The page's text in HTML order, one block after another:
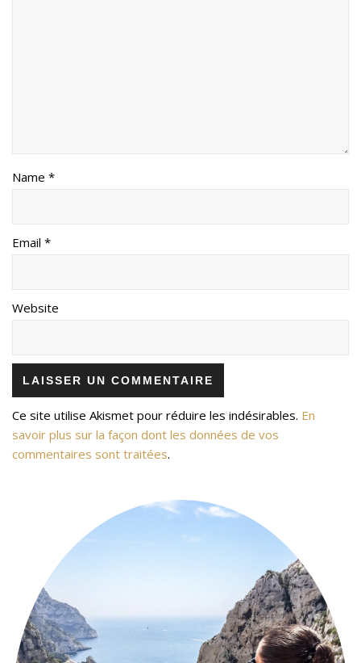
Name *
Email *
Website
Ce site utilise Akismet pour réduire les indésirables. En
savoir plus sur la façon dont les données de vos
commentaires sont traitées.